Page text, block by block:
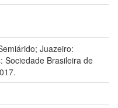
Juazeiro:
Sociedade Brasileira de